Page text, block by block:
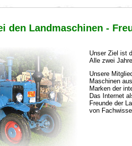
den Landmaschinen -
Unser Ziel ist
Alle zwei
Unsere
Maschinen
Marken der
Das Internet
Freunde der
von